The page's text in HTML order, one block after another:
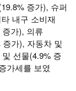
증가), 슈퍼
내구 소비재
증가), 의류
증가), 자동차 및
선물(4.9% 증
가세를 보였